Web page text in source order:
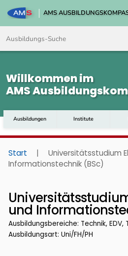
AMS
Willkommen im
AMS
Ausbildungen Institute
Start |
Universitätsstudium
Informationstechnik (BSc)
und
Ausbildungsbereiche: Technik,
Ausbildungsart: Uni/FH/PH